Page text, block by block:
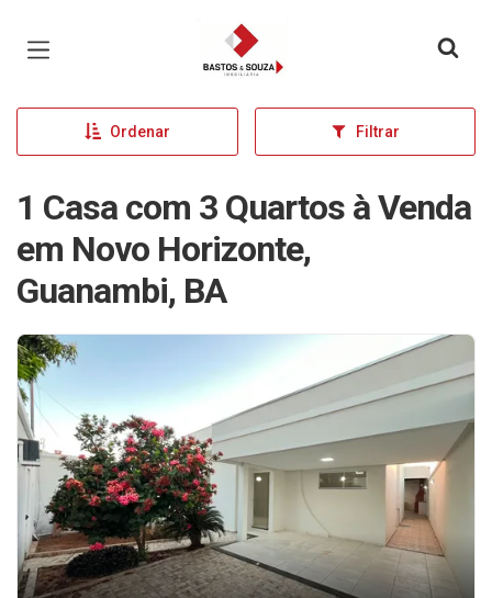
Página inicial
Ordenar Filtrar
1 Casa com 3 Quartos à Venda
em Novo Horizonte,
Guanambi, BA